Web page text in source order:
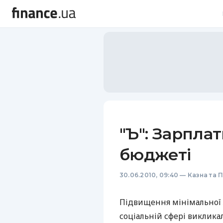
"Ъ":
бюджеті
30.06.2010, 09:40 — Казна та
Підвищення мінімальної
соціальній сфері